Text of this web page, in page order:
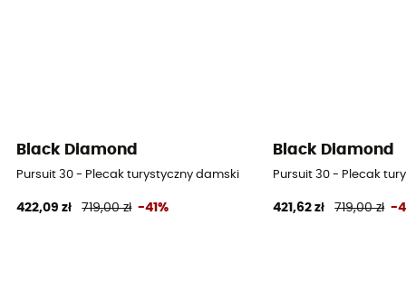
Black Diamond
Pursuit 30 - Plecak turystyczny damski
422,09 zł 719,00 zł -41%
Black Diamond
Pursuit 30 - Plecak
421,62 zł 719,00 zł -